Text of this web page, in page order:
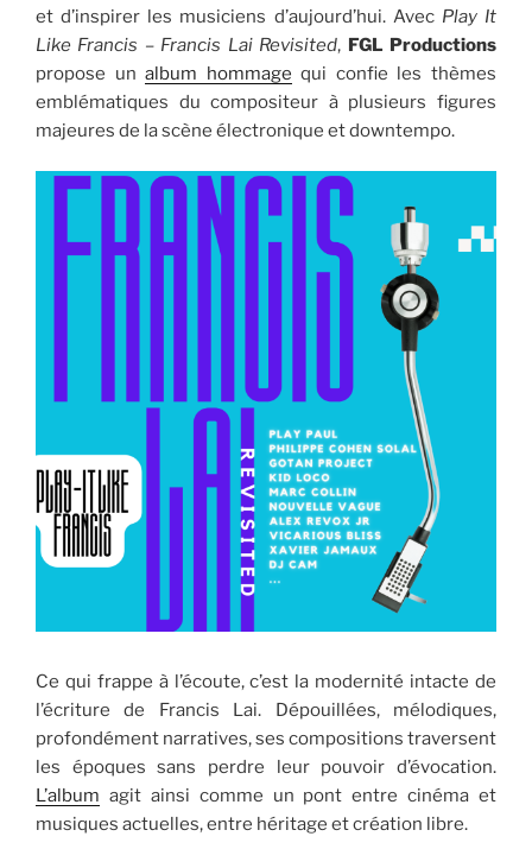
et d’inspirer les musiciens d’aujourd’hui. Avec Play It
Like Francis – Francis Lai Revisited, FGL Productions
propose unalbum hommage qui confie les thèmes
emblématiques du compositeur à plusieurs figures
majeures de la scène électronique et downtempo.
Ce qui frappe à l’écoute, c’est la modernité intacte de
l’écriture de Francis Lai. Dépouillées, mélodiques,
profondément narratives, ses compositions traversent
les époques sans perdre leur pouvoir d’évocation.
L’album agit ainsi comme un pont entre cinéma et
musiques actuelles, entre héritage et création libre.